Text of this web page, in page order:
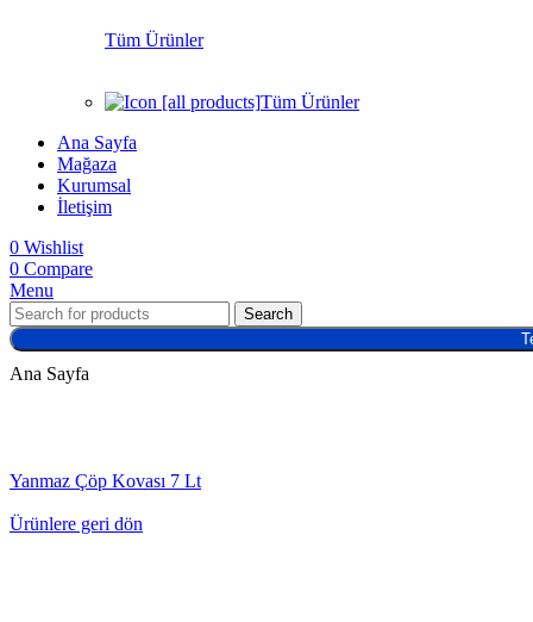
Tüm Ürünler
Tüm Ürünler
Ana Sayfa
Mağaza
Kurumsal
İletişim
0 Wishlist
0 Compare
Menu
Search
Ana Sayfa
Yanmaz Çöp Kovası 7 Lt
Ürünlere geri dön